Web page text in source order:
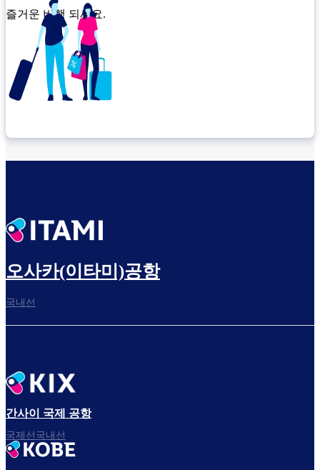
즐거운 비행 되세요.
탑승구로
오사카(이타미)공항
국내선
간사이 국제 공항
국제선국내선